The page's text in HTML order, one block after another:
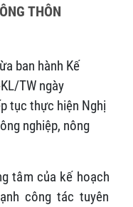
THÔN
ban hành Kế
TW ngày
tục thực hiện Nghị
nghiệp, nông
tâm của kế hoạch
công tác tuyên